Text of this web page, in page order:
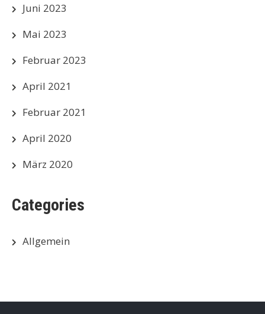
Juni 2023
Mai 2023
Februar 2023
April 2021
Februar 2021
April 2020
März 2020
Categories
Allgemein